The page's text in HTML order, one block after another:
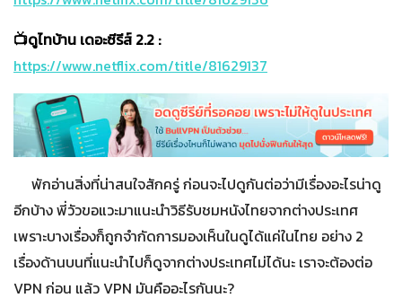
📺ดูไทบ้าน เดอะซีรีส์ 2.2 :
https://www.netflix.com/title/81629137
พักอ่านสิ่งที่น่าสนใจสักครู่ ก่อนจะไปดูกันต่อว่ามีเรื่องอะไรน่าดู
อีกบ้าง พี่วัวขอแวะมาแนะนำวิธีรับชมหนังไทยจากต่างประเทศ
เพราะบางเรื่องก็ถูกจำกัดการมองเห็นในดูได้แค่ในไทย อย่าง 2
เรื่องด้านบนที่แนะนำไปก็ดูจากต่างประเทศไม่ได้นะ เราจะต้องต่อ
VPN ก่อน แล้ว VPN มันคืออะไรกันนะ?